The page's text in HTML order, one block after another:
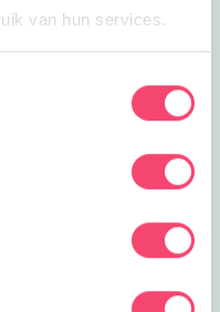
van hun services.